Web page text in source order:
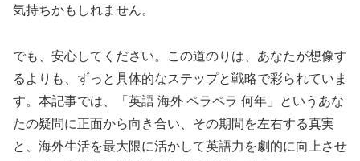
気持ちかもしれません。
でも、安心してください。この道のりは、あなたが想像す
るよりも、ずっと具体的なステップと戦略で彩られていま
す。本記事では、「英語 海外 ペラペラ 何年」というあな
たの疑問に正面から向き合い、その期間を左右する真実
と、海外生活を最大限に活かして英語力を劇的に向上させ